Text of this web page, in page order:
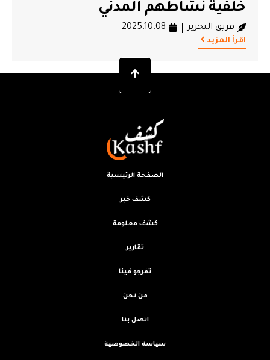
خلفية نشاطهم المدني
فريق التحرير 2025.10.08
اقرأ المزيد
الصفحة الرئيسية
كشف خبر
كشف معلومة
تقارير
تفرجو فينا
من نحن
اتصل بنا
سياسة الخصوصية